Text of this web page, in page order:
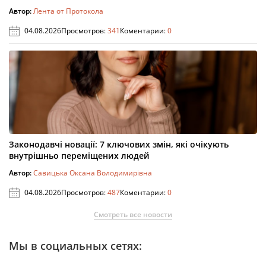
Автор:Лента от Протокола
04.08.2026Просмотров:341Коментарии:0
Законодавчі новації: 7 ключових змін, які очікують
внутрішньо переміщених людей
Автор:Савицька Оксана Володимирівна
04.08.2026Просмотров:487Коментарии:0
Смотреть все новости
Мы в социальных сетях: